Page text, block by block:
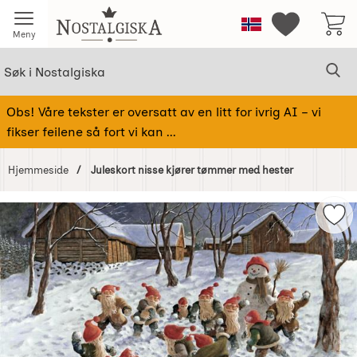
Meny Startsiden for NostalgiskaNorge Mine
Obs! Våre tekster er oversatt av en litt for ivrig AI – vi
fikser feilene så fort vi kan ...
Hjemmeside Juleskort nisse kjører tømmer med hester
Hoppe
over
Bilder